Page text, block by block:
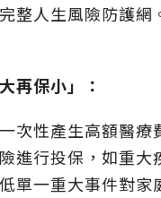
整人生風險防護網
再保小」：
次性產生高額醫療
進行投保，如重大
單一重大事件對家